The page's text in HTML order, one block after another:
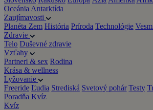
Oceánia Antarktída
Zaujímavosti
Planéta Zem História Príroda Technológie
Zdravie
Telo Duševné zdravie
Vzťahy
Partneri & sex Rodina
Krása & wellness
Lyžovanie
Freeride Ľudia Strediská Svetový pohár Testy
Poradňa Kvíz
Kvíz